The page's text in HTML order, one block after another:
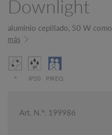
Downlight
aluminio cepillado, 50 W
más
° IP20 PIREQ
Art. N.º: 199986